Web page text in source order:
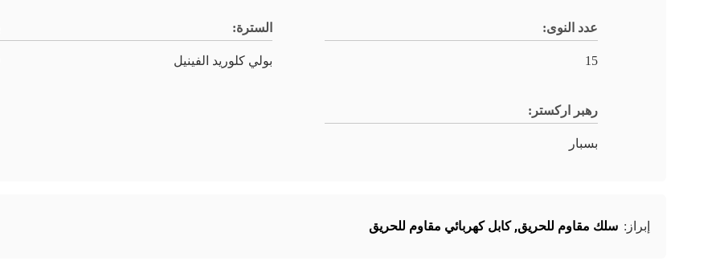
عدد النوى:
15
السترة:
بولي كلوريد الفينيل
رهبر ارکستر:
بسبار
إبراز: سلك مقاوم للحريق,كابل كهربائي مقاوم للحريق